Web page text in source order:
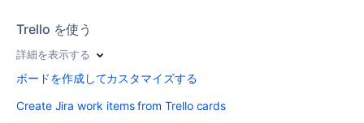
Trello を使う
詳細を表示する
ボードを作成してカスタマイズする
Create Jira work items from Trello cards